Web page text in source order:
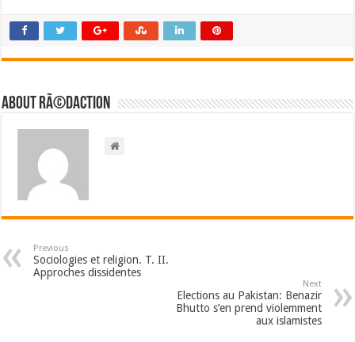
About RÃ©daction
Previous
Sociologies et religion. T. II.
Approches dissidentes
Next
Elections au Pakistan: Benazir
Bhutto s’en prend violemment
aux islamistes